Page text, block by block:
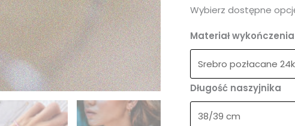
Wybierz dostępne
Materiał
Długość naszyjnika